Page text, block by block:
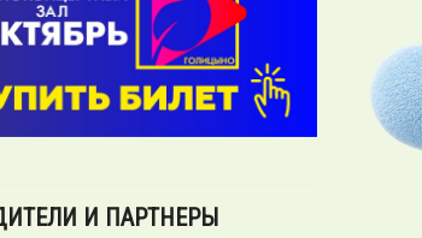
И ПАРТНЕРЫ